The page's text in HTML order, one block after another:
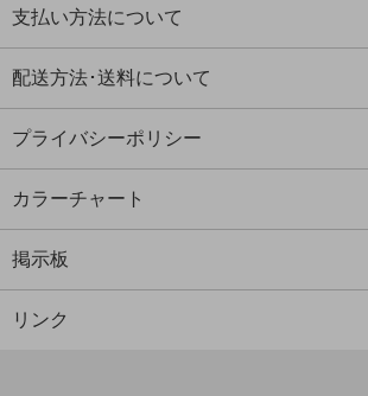
支払い方法について
配送方法･送料について
プライバシーポリシー
カラーチャート
掲示板
リンク